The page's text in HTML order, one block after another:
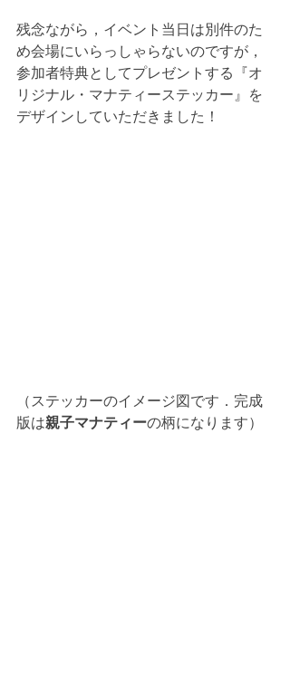
残念ながら，イベント当日は別件のた
め会場にいらっしゃらないのですが，
参加者特典としてプレゼントする『オ
リジナル・マナティーステッカー』を
デザインしていただきました！
（ステッカーのイメージ図です．完成
版は親子マナティーの柄になります）